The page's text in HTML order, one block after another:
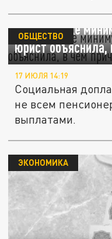
Пенсия ниже
юрист объяснила,
ОБЩЕСТВО
17 ИЮЛЯ 14:19
Социальная
не всем
выплатами.
ЭКОНОМИКА